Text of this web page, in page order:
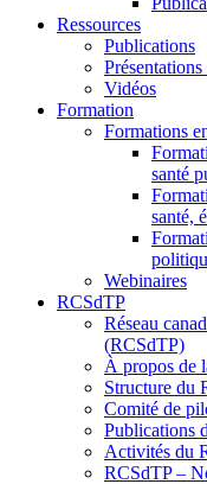
Ressources
Publications
Vidéos
Formation
Formations
santé
santé,
Webinaires
RCSdTP
Réseau
(RCSdTP)
À propos de
Structure du
Comité de
Publications
Activités du
RCSdTP –